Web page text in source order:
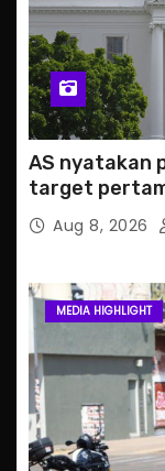
AS nyatakan
target
Aug 8, 2026
MEDIA HIGHLIGHT